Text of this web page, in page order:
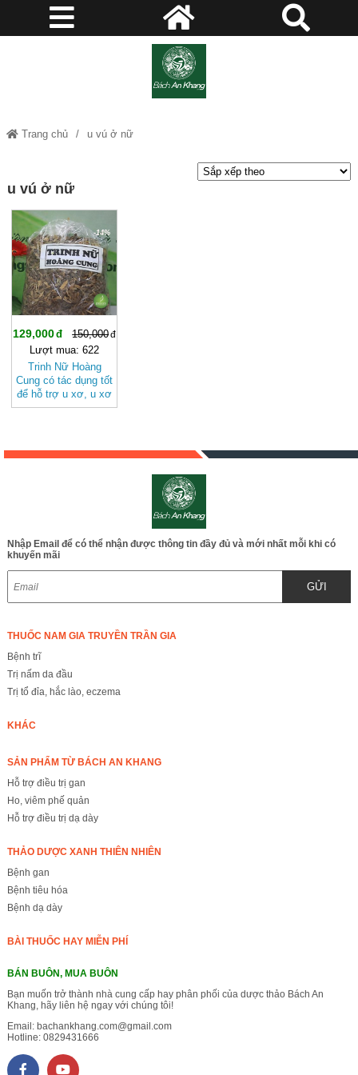
Trang chủ u vú ở nữ
u vú ở nữ
-14%
129,000
150,000
Lượt mua: 622
Trinh Nữ Hoàng
Cung có tác dụng tốt
để hỗ trợ u xơ, u xơ
tiền liệt tuyến, ung
trinhnuhoangcung
Nhập Email để có thể nhận được thông tin đầy đủ và mới nhất mỗi khi có
khuyến mãi
GỬI
THUỐC NAM GIA TRUYỀN TRẦN GIA
Bệnh trĩ
Trị nấm da đầu
Trị tổ đỉa, hắc lào, eczema
KHÁC
SẢN PHẨM TỪ BÁCH AN KHANG
Hỗ trợ điều trị gan
Ho, viêm phế quản
Hỗ trợ điều trị dạ dày
THẢO DƯỢC XANH THIÊN NHIÊN
Bệnh gan
Bệnh tiêu hóa
Bệnh dạ dày
BÀI THUỐC HAY MIỄN PHÍ
BÁN BUÔN, MUA BUÔN
Bạn muốn trở thành nhà cung cấp hay phân phối của dược thảo Bách An
Khang, hãy liên hệ ngay với chúng tôi!
Email: bachankhang.com@gmail.com
Hotline: 0829431666